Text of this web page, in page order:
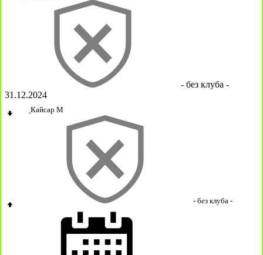
- без клуба -
31.12.2024
Кайсар М
- без клуба -